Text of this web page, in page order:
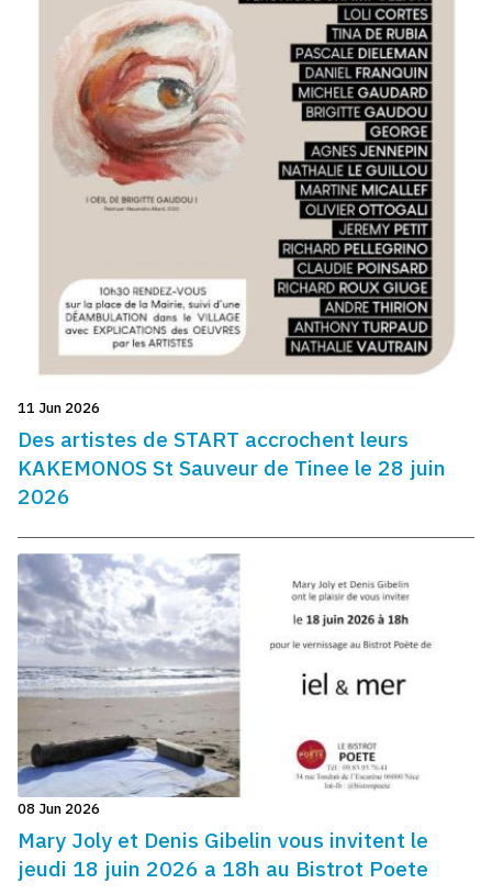
11 Jun 2026
Des artistes de START accrochent leurs
KAKEMONOS St Sauveur de Tinee le 28 juin
2026
08 Jun 2026
Mary Joly et Denis Gibelin vous invitent le
jeudi 18 juin 2026 a 18h au Bistrot Poete